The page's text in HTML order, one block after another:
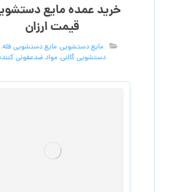
خرید عمده مایع
قیمت ارزان
مایع دستشویی,مایع دستشویی فله
دستشویی گالنی,مواد ضدعفونی